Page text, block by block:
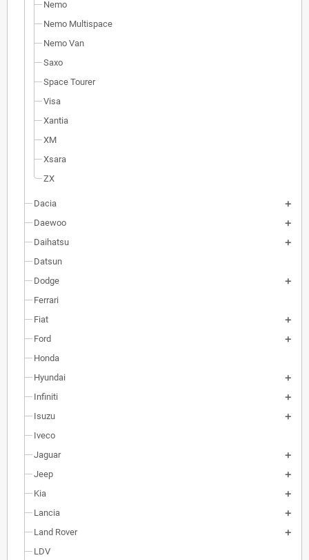
Nemo
Nemo Multispace
Nemo Van
Saxo
Space Tourer
Visa
Xantia
XM
Xsara
ZX
Dacia
Daewoo
Daihatsu
Datsun
Dodge
Ferrari
Fiat
Ford
Honda
Hyundai
Infiniti
Isuzu
Iveco
Jaguar
Jeep
Kia
Lancia
Land Rover
LDV